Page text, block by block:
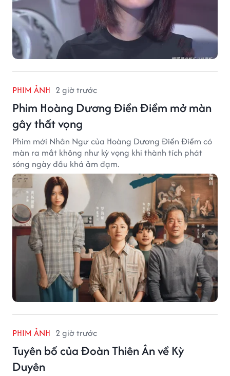
PHIM ẢNH 2 giờ trước
Phim Hoàng Dương Điền Điềm mở màn
gây thất vọng
Phim mới Nhân Ngư của Hoàng Dương Điền Điềm có
màn ra mắt không như kỳ vọng khi thành tích phát
sóng ngày đầu khá ảm đạm.
PHIM ẢNH 2 giờ trước
Tuyên bố của Đoàn Thiên Ân về Kỳ
Duyên